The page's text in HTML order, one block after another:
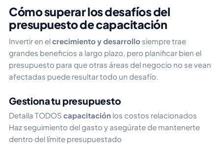
Cómo superar los desafíos del
presupuesto de capacitación
Invertir en elcrecimiento y desarrollo siempre trae
grandes beneficios a largo plazo, pero planificar bien el
presupuesto para que otras áreas del negocio no se vean
afectadas puede resultar todo un desafío.
Gestiona tu presupuesto
Detalla TODOS capacitación los costos relacionados
Haz seguimiento del gasto y asegúrate de mantenerte
dentro del límite presupuestado